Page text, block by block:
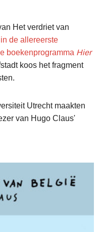
Het verdriet van
de allereerste
boekenprogramma Hier
koos het fragment
Utrecht maakten
van Hugo Claus'